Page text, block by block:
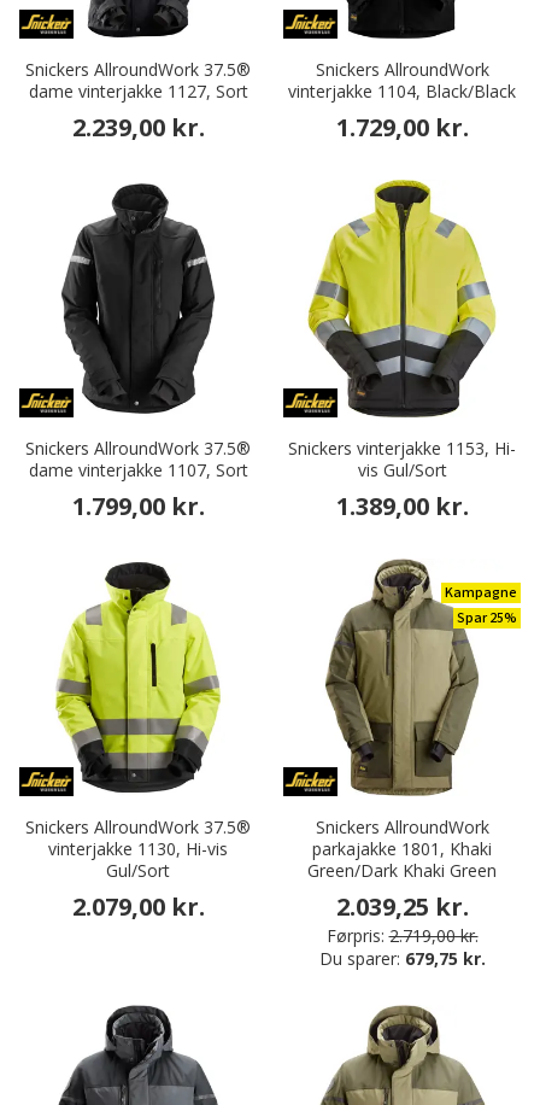
Snickers AllroundWork 37.5®
dame vinterjakke 1127, Sort
2.239,00 kr.
Snickers AllroundWork
vinterjakke 1104, Black/Black
1.729,00 kr.
Snickers AllroundWork 37.5®
dame vinterjakke 1107, Sort
1.799,00 kr.
Snickers vinterjakke 1153, Hi-
vis Gul/Sort
1.389,00 kr.
Snickers AllroundWork 37.5®
vinterjakke 1130, Hi-vis
Gul/Sort
2.079,00 kr.
Kampagne
Spar 25%
Snickers AllroundWork
parkajakke 1801, Khaki
Green/Dark Khaki Green
2.039,25 kr.
Førpris: 2.719,00 kr.
Du sparer: 679,75 kr.